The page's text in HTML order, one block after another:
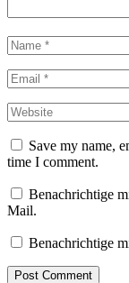
Save my name,
time I comment.
Benachrichtige
Mail.
Benachrichtige